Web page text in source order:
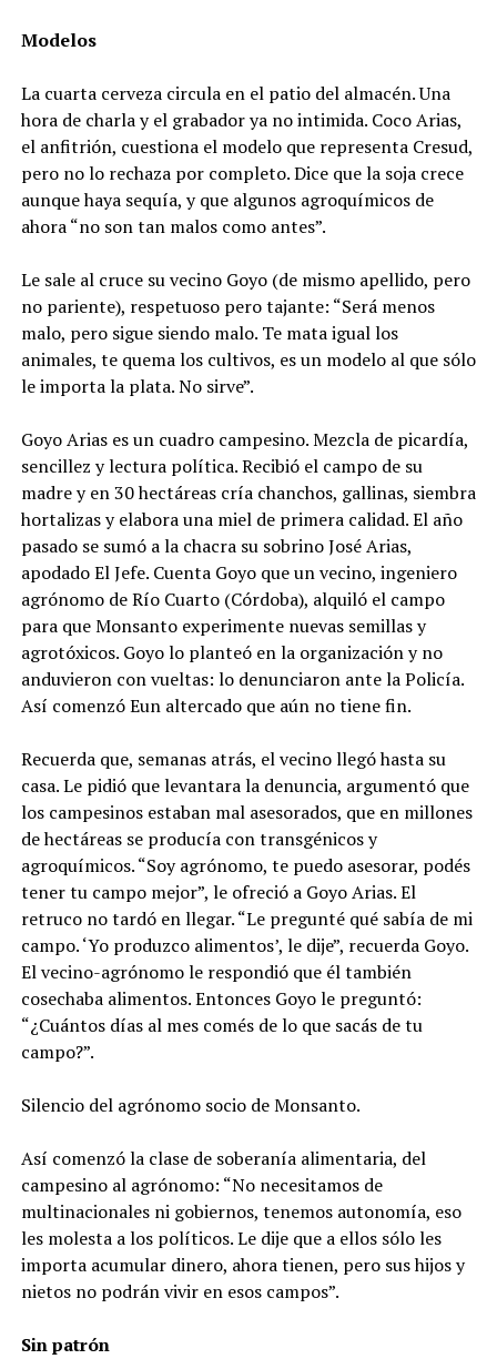
Modelos
La cuarta cerveza circula en el patio del almacén. Una
hora de charla y el grabador ya no intimida. Coco Arias,
el anfitrión, cuestiona el modelo que representa Cresud,
pero no lo rechaza por completo. Dice que la soja crece
aunque haya sequía, y que algunos agroquímicos de
ahora “no son tan malos como antes”.
Le sale al cruce su vecino Goyo (de mismo apellido, pero
no pariente), respetuoso pero tajante: “Será menos
malo, pero sigue siendo malo. Te mata igual los
animales, te quema los cultivos, es un modelo al que sólo
le importa la plata. No sirve”.
Goyo Arias es un cuadro campesino. Mezcla de picardía,
sencillez y lectura política. Recibió el campo de su
madre y en 30 hectáreas cría chanchos, gallinas, siembra
hortalizas y elabora una miel de primera calidad. El año
pasado se sumó a la chacra su sobrino José Arias,
apodado El Jefe. Cuenta Goyo que un vecino, ingeniero
agrónomo de Río Cuarto (Córdoba), alquiló el campo
para que Monsanto experimente nuevas semillas y
agrotóxicos. Goyo lo planteó en la organización y no
anduvieron con vueltas: lo denunciaron ante la Policía.
Así comenzó Eun altercado que aún no tiene fin.
Recuerda que, semanas atrás, el vecino llegó hasta su
casa. Le pidió que levantara la denuncia, argumentó que
los campesinos estaban mal asesorados, que en millones
de hectáreas se producía con transgénicos y
agroquímicos. “Soy agrónomo, te puedo asesorar, podés
tener tu campo mejor”, le ofreció a Goyo Arias. El
retruco no tardó en llegar. “Le pregunté qué sabía de mi
campo. ‘Yo produzco alimentos’, le dije”, recuerda Goyo.
El vecino-agrónomo le respondió que él también
cosechaba alimentos. Entonces Goyo le preguntó:
“¿Cuántos días al mes comés de lo que sacás de tu
campo?”.
Silencio del agrónomo socio de Monsanto.
Así comenzó la clase de soberanía alimentaria, del
campesino al agrónomo: “No necesitamos de
multinacionales ni gobiernos, tenemos autonomía, eso
les molesta a los políticos. Le dije que a ellos sólo les
importa acumular dinero, ahora tienen, pero sus hijos y
nietos no podrán vivir en esos campos”.
Sin patrón